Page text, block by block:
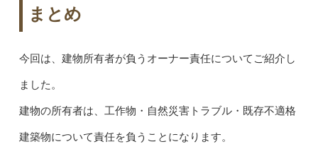
まとめ
今回は、建物所有者が負うオーナー責任についてご紹介し
ました。
建物の所有者は、工作物・自然災害トラブル・既存不適格
建築物について責任を負うことになります。